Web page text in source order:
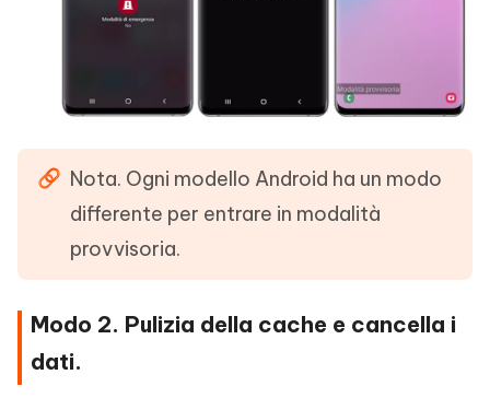
Nota. Ogni modello Android ha un modo
differente per entrare in modalità
provvisoria.
Modo 2. Pulizia della cache e cancella i
dati.